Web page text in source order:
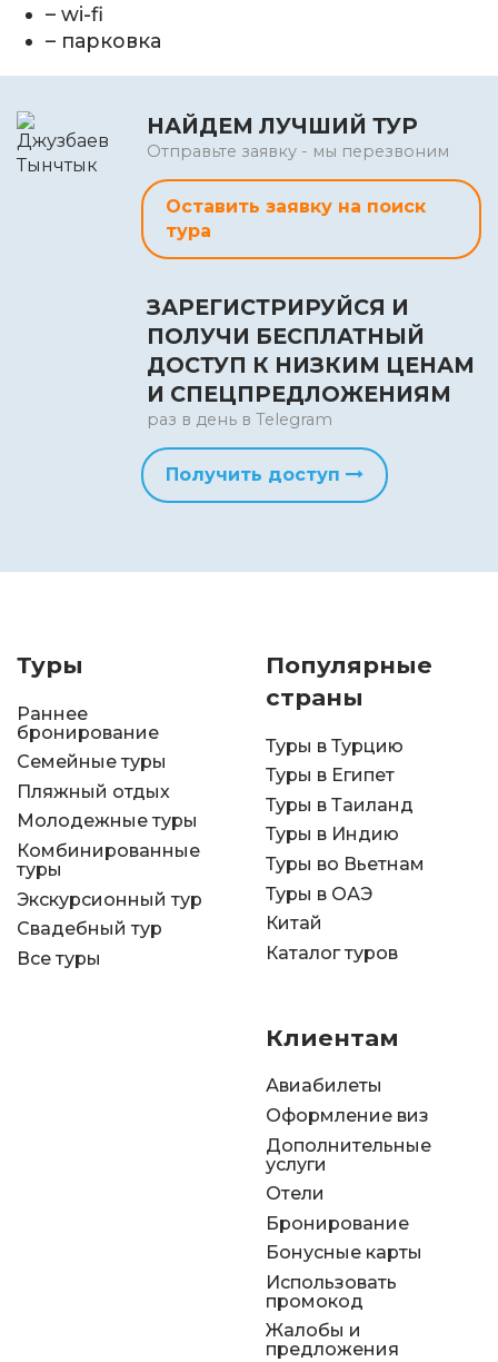
– wi-fi
– парковка
НАЙДЕМ ЛУЧШИЙ ТУР
Отправьте заявку - мы перезвоним
Оставить заявку на поиск
тура
ЗАРЕГИСТРИРУЙСЯ И
ПОЛУЧИ БЕСПЛАТНЫЙ
ДОСТУП К НИЗКИМ ЦЕНАМ
И СПЕЦПРЕДЛОЖЕНИЯМ
раз в день в Telegram
Получить доступ
Туры
Раннее
бронирование
Семейные туры
Пляжный отдых
Молодежные туры
Комбинированные
туры
Экскурсионный тур
Свадебный тур
Все туры
Популярные
страны
Туры в Турцию
Туры в Египет
Туры в Таиланд
Туры в Индию
Туры во Вьетнам
Туры в ОАЭ
Китай
Каталог туров
Клиентам
Авиабилеты
Оформление виз
Дополнительные
услуги
Отели
Бронирование
Бонусные карты
Использовать
промокод
Жалобы и
предложения